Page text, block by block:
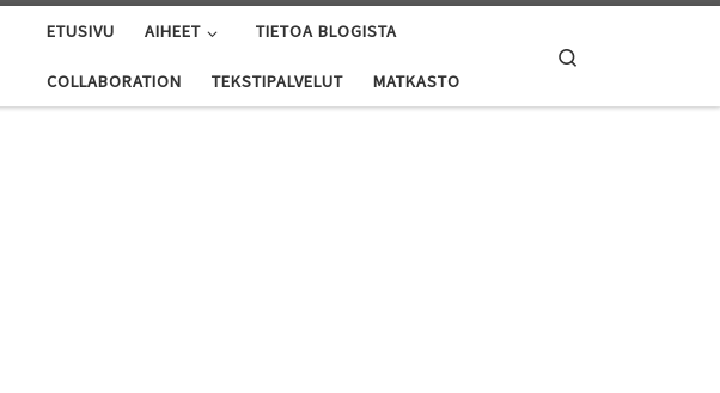
ETUSIVU AIHEET TIETOA BLOGISTA
COLLABORATION TEKSTIPALVELUT MATKASTO